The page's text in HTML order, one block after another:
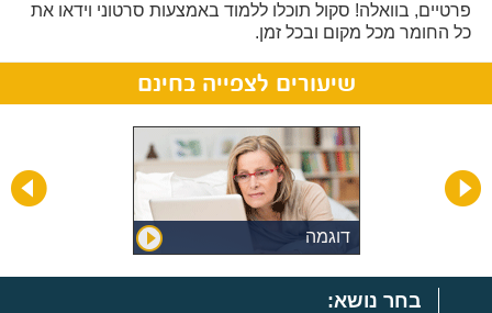
פרטיים, בוואלה! סקול תוכלו ללמוד באמצעות סרטוני וידאו את
כל החומר מכל מקום ובכל זמן.
שיעורים לצפייה בחינם
דוגמה
בחר נושא: